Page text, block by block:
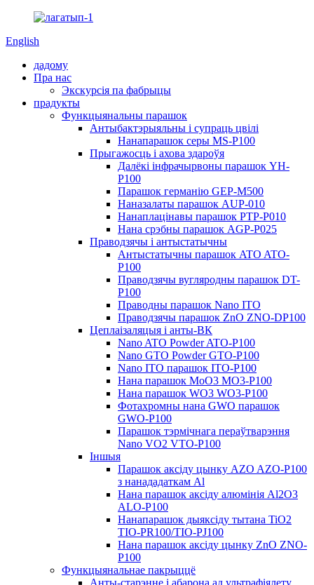
English
дадому
Пра нас
Экскурсія па фабрыцы
прадукты
Функцыянальны парашок
Антыбактэрыяльны і супраць цвілі
Нанапарашок серы MS-P100
Прыгажосць і ахова здароўя
Далёкі інфрачырвоны парашок YH-
P100
Парашок германію GEP-M500
Наназалаты парашок AUP-010
Нанаплацінавы парашок PTP-P010
Нана срэбны парашок AGP-P025
Праводзячы і антыстатычны
Антыстатычны парашок ATO ATO-
P100
Праводзячы вугляродны парашок DT-
P100
Праводны парашок Nano ITO
Праводзячы парашок ZnO ZNO-DP100
Цеплаізаляцыя і анты-ВК
Nano ATO Powder ATO-P100
Nano GTO Powder GTO-P100
Nano ITO парашок ITO-P100
Нана парашок MoO3 MO3-P100
Нана парашок WO3 WO3-P100
Фотахромны нана GWO парашок
GWO-P100
Парашок тэрмічнага пераўтварэння
Nano VO2 VTO-P100
Іншыя
Парашок аксіду цынку AZO AZO-P100
з нанададаткам Al
Нана парашок аксіду алюмінія Al2O3
ALO-P100
Нанапарашок дыяксіду тытана TiO2
TIO-PR100/TIO-PJ100
Нана парашок аксіду цынку ZnO ZNO-
P100
Функцыянальнае пакрыццё
Анты-старэнне і абарона ад ультрафіялету